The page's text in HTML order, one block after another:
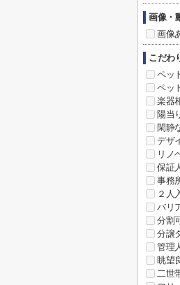
画像・
画像
こだわ
ペッ
ペッ
楽器
陽当
閑静
デザ
リノ
保証
事務
２人
バリ
分割
分譲
管理
眺望
二世